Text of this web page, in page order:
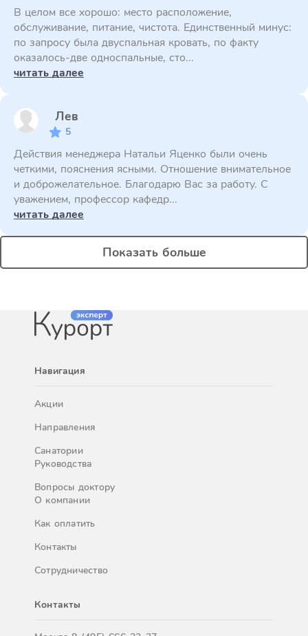
В целом все хорошо: место расположение,
обслуживание, питание, чистота. Единственный минус:
по запросу была двуспальная кровать, по факту
оказалось-две односпальные, сто...
читать далее
Лев
5
Действия менеджера Натальи Яценко были очень
четкими, пояснения ясными. Отношение внимательное
и доброжелательное. Благодарю Вас за работу. С
уважением, профессор кафедр...
читать далее
Показать больше
Навигация
Акции
Направления
Санатории
Руководства
Вопросы доктору
О компании
Как оплатить
Контакты
Сотрудничество
Контакты